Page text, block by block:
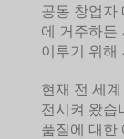
공동 창업자
에 거주하든
이루기 위해
현재 전 세
전시켜 왔습
품질에 대한